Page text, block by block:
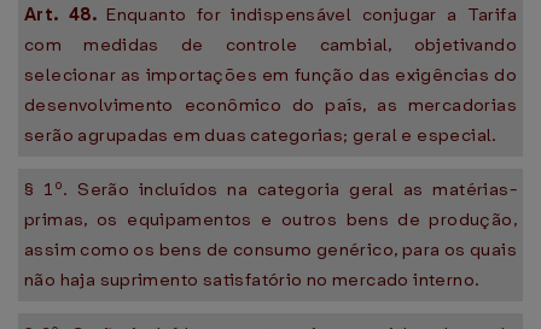
Art. 48. Enquanto for indispensável conjugar a Tarifa
com medidas de controle cambial, objetivando
selecionar as importações em função das exigências do
desenvolvimento econômico do país, as mercadorias
serão agrupadas em duas categorias; geral e especial.
§ 1º. Serão incluídos na categoria geral as matérias-
primas, os equipamentos e outros bens de produção,
assim como os bens de consumo genérico, para os quais
não haja suprimento satisfatório no mercado interno.